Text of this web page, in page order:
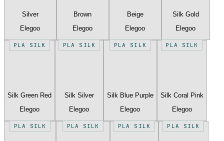
Silver
Elegoo
Brown
Elegoo
Beige
Elegoo
Silk Gold
Elegoo
PLA SILK
Silk Green Red
Elegoo
PLA SILK
Silk Silver
Elegoo
PLA SILK
Silk Blue Purple
Elegoo
PLA SILK
Silk Coral Pink
Elegoo
PLA SILK PLA SILK PLA SILK PLA SILK